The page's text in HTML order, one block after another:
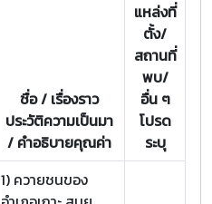
ชื่อ / เรื่องราว
ประวัติความเป็นมา
/ คำอธิบายคุณค่า
แหล่งที่
ตั้ง/
สถานที่
พบ/
อื่น ๆ
โปรด
ระบุ
1) ควายชนของ